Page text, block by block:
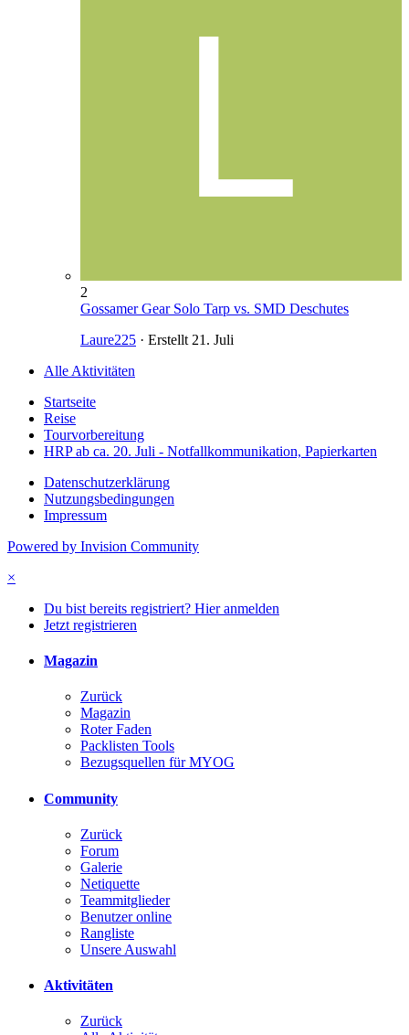
2
Gossamer Gear Solo Tarp vs. SMD Deschutes
Laure225 · Erstellt 21. Juli
Alle Aktivitäten
Startseite
Reise
Tourvorbereitung
HRP ab ca. 20. Juli - Notfallkommunikation, Papierkarten
Datenschutzerklärung
Nutzungsbedingungen
Impressum
Powered by Invision Community
×
Du bist bereits registriert? Hier anmelden
Jetzt registrieren
Magazin
Zurück
Magazin
Roter Faden
Packlisten Tools
Bezugsquellen für MYOG
Community
Zurück
Forum
Galerie
Netiquette
Teammitglieder
Benutzer online
Rangliste
Unsere Auswahl
Aktivitäten
Zurück